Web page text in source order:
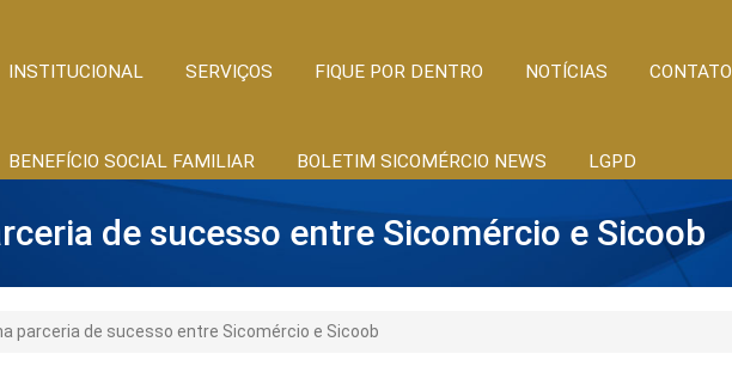
INSTITUCIONAL SERVIÇOS FIQUE POR DENTRO NOTÍCIAS CONTATO
BENEFÍCIO SOCIAL FAMILIAR BOLETIM SICOMÉRCIO NEWS LGPD
de sucesso entre Sicomércio e Sicoob
parceria de sucesso entre Sicomércio e Sicoob